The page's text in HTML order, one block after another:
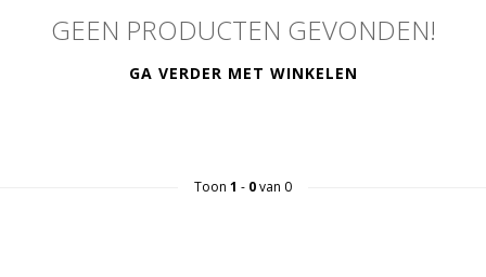
GEEN PRODUCTEN GEVONDEN!
GA VERDER MET WINKELEN
Toon 1 - 0van 0